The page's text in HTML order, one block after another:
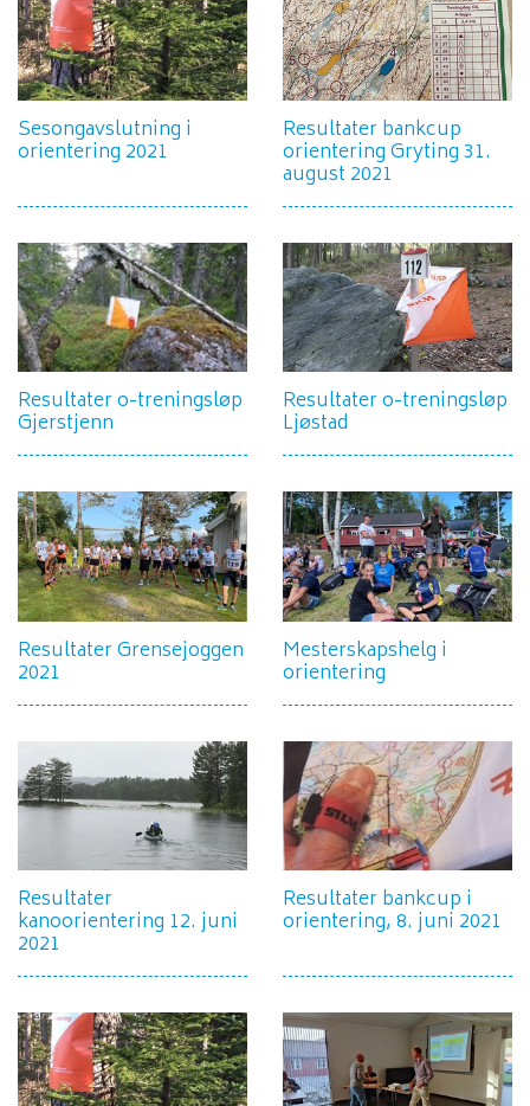
Sesongavslutning i
orientering 2021
Resultater bankcup
orientering Gryting 31.
august 2021
Resultater o-treningsløp
Gjerstjenn
Resultater o-treningsløp
Ljøstad
Resultater Grensejoggen
2021
Mesterskapshelg i
orientering
Resultater
kanoorientering 12. juni
2021
Resultater bankcup i
orientering, 8. juni 2021